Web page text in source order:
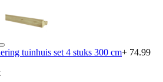
tuinhuis set 4 stuks 300 cm+ 74.99